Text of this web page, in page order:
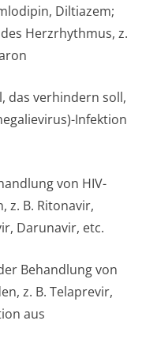
Diltiazem;
Herzrhythmus, z.
das verhindern soll,
Infektion
von HIV-
z. B. Ritonavir,
Darunavir, etc.
Behandlung von
z. B. Telaprevir,
aus